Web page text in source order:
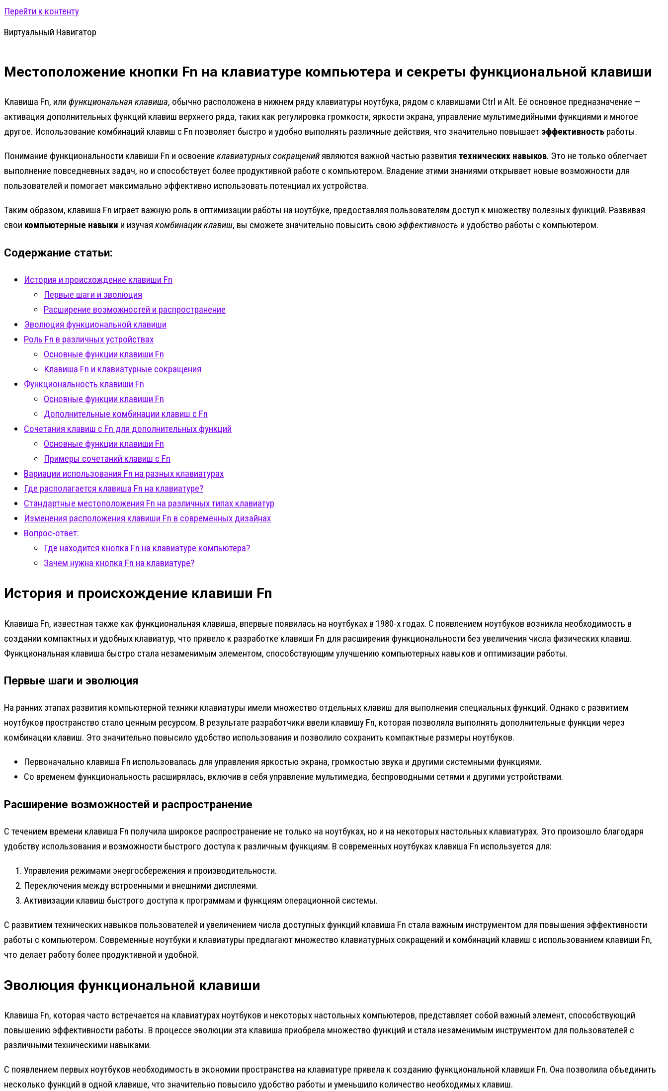
Перейти к контенту
Виртуальный Навигатор
Местоположение кнопки Fn на клавиатуре компьютера и секреты функциональной клавиши
Клавиша Fn, или функциональная клавиша, обычно расположена в нижнем ряду клавиатуры ноутбука, рядом с клавишами Ctrl и Alt. Её основное предназначение —
активация дополнительных функций клавиш верхнего ряда, таких как регулировка громкости, яркости экрана, управление мультимедийными функциями и многое
другое. Использование комбинаций клавиш с Fn позволяет быстро и удобно выполнять различные действия, что значительно повышает эффективность работы.
Понимание функциональности клавиши Fn и освоение клавиатурных сокращенийявляются важной частью развития технических навыков. Это не только облегчает
выполнение повседневных задач, но и способствует более продуктивной работе с компьютером. Владение этими знаниями открывает новые возможности для
пользователей и помогает максимально эффективно использовать потенциал их устройства.
Таким образом, клавиша Fn играет важную роль в оптимизации работы на ноутбуке, предоставляя пользователям доступ к множеству полезных функций. Развивая
свои компьютерные навыки и изучая комбинации клавиш, вы сможете значительно повысить свою эффективность и удобство работы с компьютером.
Содержание статьи:
История и происхождение клавиши Fn
Первые шаги и эволюция
Расширение возможностей и распространение
Эволюция функциональной клавиши
Роль Fn в различных устройствах
Основные функции клавиши Fn
Клавиша Fn и клавиатурные сокращения
Функциональность клавиши Fn
Основные функции клавиши Fn
Дополнительные комбинации клавиш с Fn
Сочетания клавиш с Fn для дополнительных функций
Основные функции клавиши Fn
Примеры сочетаний клавиш с Fn
Вариации использования Fn на разных клавиатурах
Где располагается клавиша Fn на клавиатуре?
Стандартные местоположения Fn на различных типах клавиатур
Изменения расположения клавиши Fn в современных дизайнах
Вопрос-ответ:
Где находится кнопка Fn на клавиатуре компьютера?
Зачем нужна кнопка Fn на клавиатуре?
История и происхождение клавиши Fn
Клавиша Fn, известная также как функциональная клавиша, впервые появилась на ноутбуках в 1980-х годах. С появлением ноутбуков возникла необходимость в
создании компактных и удобных клавиатур, что привело к разработке клавиши Fn для расширения функциональности без увеличения числа физических клавиш.
Функциональная клавиша быстро стала незаменимым элементом, способствующим улучшению компьютерных навыков и оптимизации работы.
Первые шаги и эволюция
На ранних этапах развития компьютерной техники клавиатуры имели множество отдельных клавиш для выполнения специальных функций. Однако с развитием
ноутбуков пространство стало ценным ресурсом. В результате разработчики ввели клавишу Fn, которая позволяла выполнять дополнительные функции через
комбинации клавиш. Это значительно повысило удобство использования и позволило сохранить компактные размеры ноутбуков.
Первоначально клавиша Fn использовалась для управления яркостью экрана, громкостью звука и другими системными функциями.
Со временем функциональность расширялась, включив в себя управление мультимедиа, беспроводными сетями и другими устройствами.
Расширение возможностей и распространение
С течением времени клавиша Fn получила широкое распространение не только на ноутбуках, но и на некоторых настольных клавиатурах. Это произошло благодаря
удобству использования и возможности быстрого доступа к различным функциям. В современных ноутбуках клавиша Fn используется для:
Управления режимами энергосбережения и производительности.
Переключения между встроенными и внешними дисплеями.
Активизации клавиш быстрого доступа к программам и функциям операционной системы.
С развитием технических навыков пользователей и увеличением числа доступных функций клавиша Fn стала важным инструментом для повышения эффективности
работы с компьютером. Современные ноутбуки и клавиатуры предлагают множество клавиатурных сокращений и комбинаций клавиш с использованием клавиши Fn,
что делает работу более продуктивной и удобной.
Эволюция функциональной клавиши
Клавиша Fn, которая часто встречается на клавиатурах ноутбуков и некоторых настольных компьютеров, представляет собой важный элемент, способствующий
повышению эффективности работы. В процессе эволюции эта клавиша приобрела множество функций и стала незаменимым инструментом для пользователей с
различными техническими навыками.
С появлением первых ноутбуков необходимость в экономии пространства на клавиатуре привела к созданию функциональной клавиши Fn. Она позволила объединить
несколько функций в одной клавише, что значительно повысило удобство работы и уменьшило количество необходимых клавиш.